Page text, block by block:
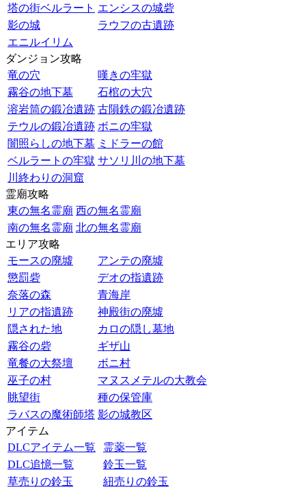
塔の街ベルラート エンシスの城砦
影の城
ラウフの古遺跡
エニルイリム
ダンジョン攻略
竜の穴
嘆きの牢獄
霧谷の地下墓
石棺の大穴
溶岩筒の鍛冶遺跡 古隕鉄の鍛冶遺跡
テウルの鍛冶遺跡 ボニの牢獄
闇照らしの地下墓 ミドラーの館
ベルラートの牢獄 サソリ川の地下墓
川終わりの洞窟
霊廟攻略
東の無名霊廟 西の無名霊廟
南の無名霊廟 北の無名霊廟
エリア攻略
モースの廃墟
アンテの廃墟
懲罰砦
デオの指遺跡
奈落の森
青海岸
リアの指遺跡
神殿街の廃墟
隠された地
カロの隠し墓地
霧谷の砦
ギザ山
竜餐の大祭壇
ボニ村
巫子の村
マヌスメテルの大教会
眺望街
種の保管庫
ラバスの魔術師塔 影の城教区
アイテム
DLCアイテム一覧
霊薬一覧
DLC追憶一覧
鈴玉一覧
草売りの鈴玉
紐売りの鈴玉